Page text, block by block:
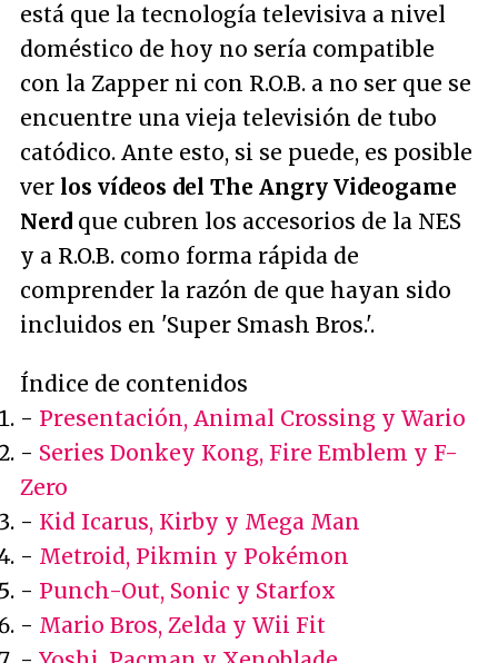
está que la tecnología televisiva a nivel
doméstico de hoy no sería compatible
con la Zapper ni con R.O.B. a no ser que se
encuentre una vieja televisión de tubo
catódico. Ante esto, si se puede, es posible
ver los vídeos del The Angry Videogame
Nerd que cubren los accesorios de la NES
y a R.O.B. como forma rápida de
comprender la razón de que hayan sido
incluidos en 'Super Smash Bros.'.
Índice de contenidos
- Presentación, Animal Crossing y Wario
- Series Donkey Kong, Fire Emblem y F-
Zero
- Kid Icarus, Kirby y Mega Man
- Metroid, Pikmin y Pokémon
- Punch-Out, Sonic y Starfox
- Mario Bros, Zelda y Wii Fit